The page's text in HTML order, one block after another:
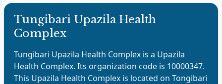
Tungibari Upazila Health
Complex
Tungibari Upazila Health Complex is a Upazila
Health Complex. Its organization code is 10000347.
This Upazila Health Complex is located on Tongibari